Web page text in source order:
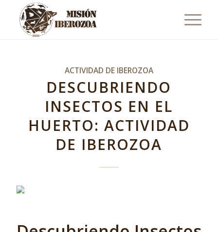
ACTIVIDAD DE IBEROZOA
DESCUBRIENDO
INSECTOS EN EL
HUERTO: ACTIVIDAD
DE IBEROZOA